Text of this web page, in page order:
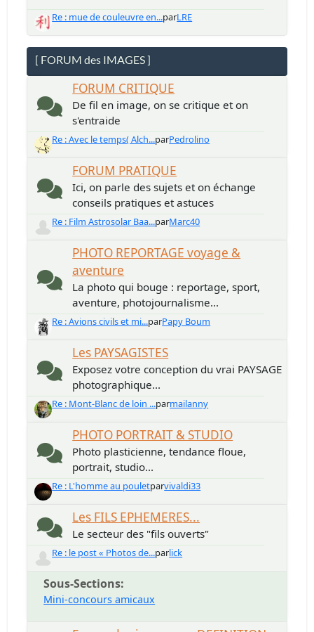
Re : mue de couleuvre en...parLRE
[ FORUM des IMAGES ]
FORUM CRITIQUE
De fil en image, on se critique et on
s'entraide
Re : Avec le temps( Alch...parPedrolino
FORUM PRATIQUE
Ici, on parle des sujets et on échange
conseils pratiques et astuces
Re : Film Astrosolar Baa...parMarc40
PHOTO REPORTAGE voyage &
aventure
La photo qui bouge : reportage, sport,
aventure, photojournalisme...
Re : Avions civils et mi...parPapy Boum
Les PAYSAGISTES
Exposez votre conception du vrai PAYSAGE
photographique...
Re : Mont-Blanc de loin ...parmailanny
PHOTO PORTRAIT & STUDIO
Photo plasticienne, tendance floue,
portrait, studio...
Re : L'homme au pouletparvivaldi33
Les FILS EPHEMERES...
Le secteur des "fils ouverts"
Re : le post « Photos de...parlick
Sous-Sections
Mini-concours amicaux